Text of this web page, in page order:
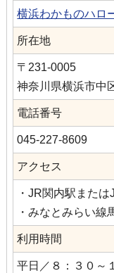
横浜わかものハロ
所在地
〒231-0005
神奈川県横浜市
電話番号
045-227-8609
アクセス
・JR関内駅また
・みなとみらい線
利用時間
平日／８：３０～